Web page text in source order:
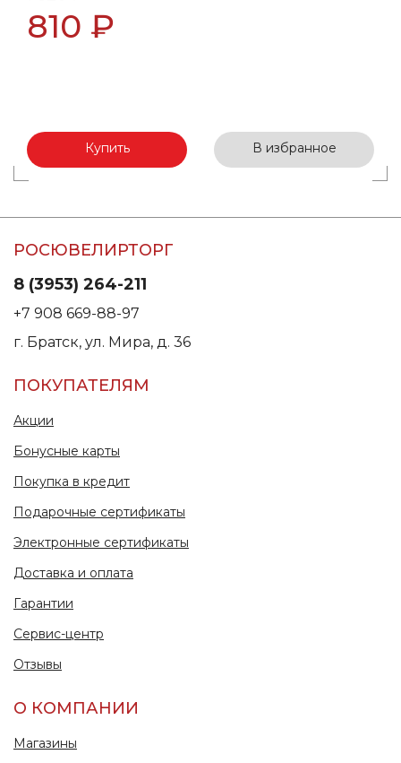
810 ₽
Купить В избранное
РОСЮВЕЛИРТОРГ
8 (3953) 264-211
+7 908 669-88-97
г. Братск, ул. Мира, д. 36
ПОКУПАТЕЛЯМ
Акции
Бонусные карты
Покупка в кредит
Подарочные сертификаты
Электронные сертификаты
Доставка и оплата
Гарантии
Сервис-центр
Отзывы
О КОМПАНИИ
Магазины